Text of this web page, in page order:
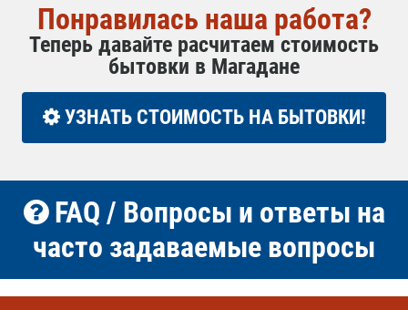
Понравилась наша работа?
Теперь давайте расчитаем стоимость
бытовки в Магадане
УЗНАТЬ СТОИМОСТЬ НА БЫТОВКИ!
FAQ / Вопросы и ответы на
часто задаваемые вопросы